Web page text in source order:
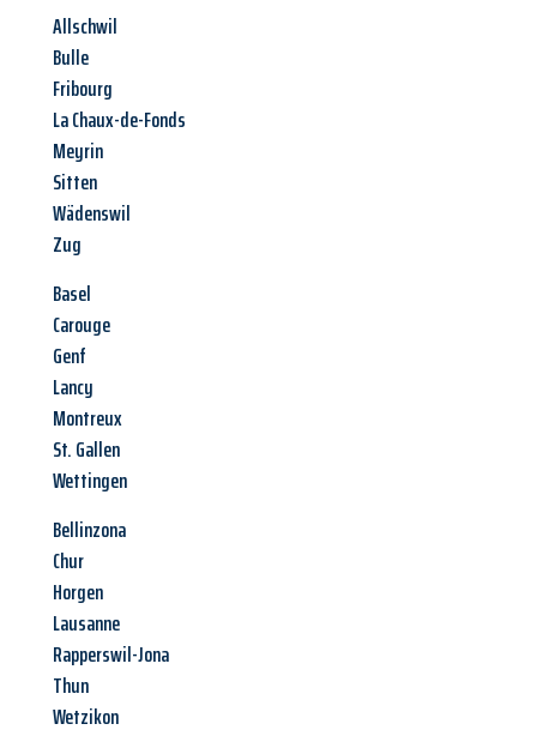
Allschwil
Bulle
Fribourg
La Chaux-de-Fonds
Meyrin
Sitten
Wädenswil
Zug
Basel
Carouge
Genf
Lancy
Montreux
St. Gallen
Wettingen
Bellinzona
Chur
Horgen
Lausanne
Rapperswil-Jona
Thun
Wetzikon